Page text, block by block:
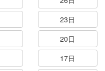
23日
20日
17日